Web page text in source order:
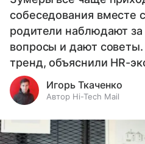
собеседования вместе
родители наблюдают
вопросы и дают
тренд, объяснили HR-
Игорь Ткаченко
Автор Hi-Tech Mail